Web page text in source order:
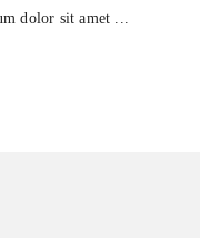
dolor sit amet ...